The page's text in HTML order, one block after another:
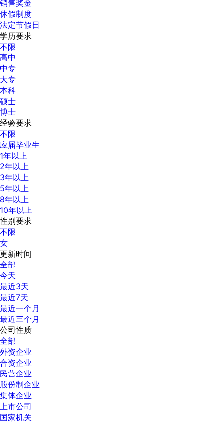
销售奖金
休假制度
法定节假日
学历要求
不限
高中
中专
大专
本科
硕士
博士
经验要求
不限
应届毕业生
1年以上
2年以上
3年以上
5年以上
8年以上
10年以上
性别要求
不限
女
更新时间
全部
今天
最近3天
最近7天
最近一个月
最近三个月
公司性质
全部
外资企业
合资企业
民营企业
股份制企业
集体企业
上市公司
国家机关